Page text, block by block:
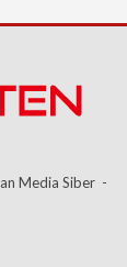
Media Siber -